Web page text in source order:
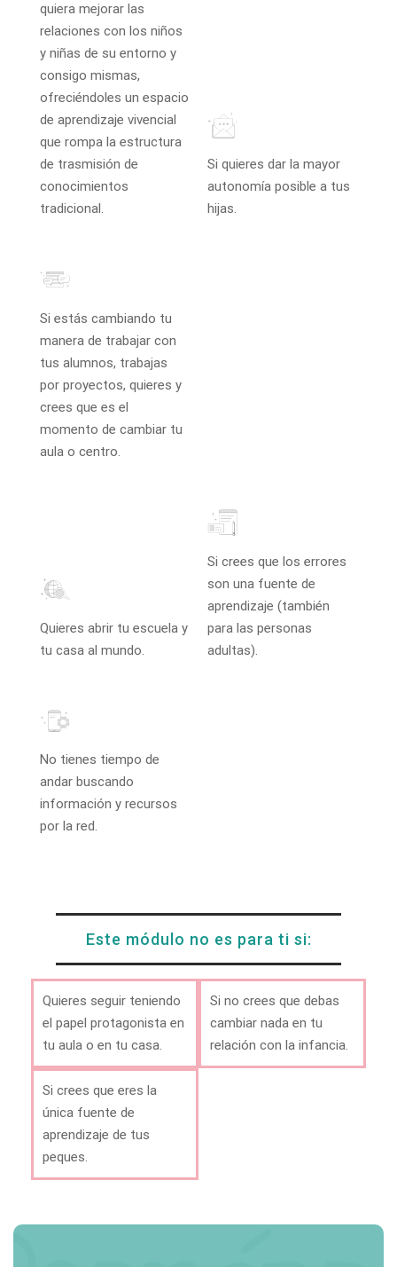
quiera mejorar las
relaciones con los niños
y niñas de su entorno y
consigo mismas,
ofreciéndoles un espacio
de aprendizaje vivencial
que rompa la estructura
de trasmisión de
conocimientos
tradicional.
Si quieres dar la mayor
autonomía posible a tus
hijas.
Si estás cambiando tu
manera de trabajar con
tus alumnos, trabajas
por proyectos, quieres y
crees que es el
momento de cambiar tu
aula o centro.
Quieres abrir tu escuela y
tu casa al mundo.
Si crees que los errores
son una fuente de
aprendizaje (también
para las personas
adultas).
No tienes tiempo de
andar buscando
información y recursos
por la red.
Este módulo no es para ti si:
Quieres seguir teniendo
el papel protagonista en
tu aula o en tu casa.
Si no crees que debas
cambiar nada en tu
relación con la infancia.
Si crees que eres la
única fuente de
aprendizaje de tus
peques.